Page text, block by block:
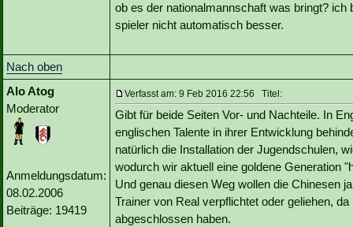
ob es der nationalmannschaft was bringt?
spieler nicht automatisch besser.
Nach oben
Alo Atog
Moderator
Anmeldungsdatum:
08.02.2006
Beiträge: 19419
Verfasst am: 9 Feb 2016 22:56 Titel:
Gibt für beide Seiten Vor- und Nachteile. In
englischen Talente in ihrer Entwicklung
natürlich die Installation der Jugendschulen,
wodurch wir aktuell eine goldene Generation
Und genau diesen Weg wollen die Chinesen
Trainer von Real verpflichtet oder geliehen,
abgeschlossen haben.